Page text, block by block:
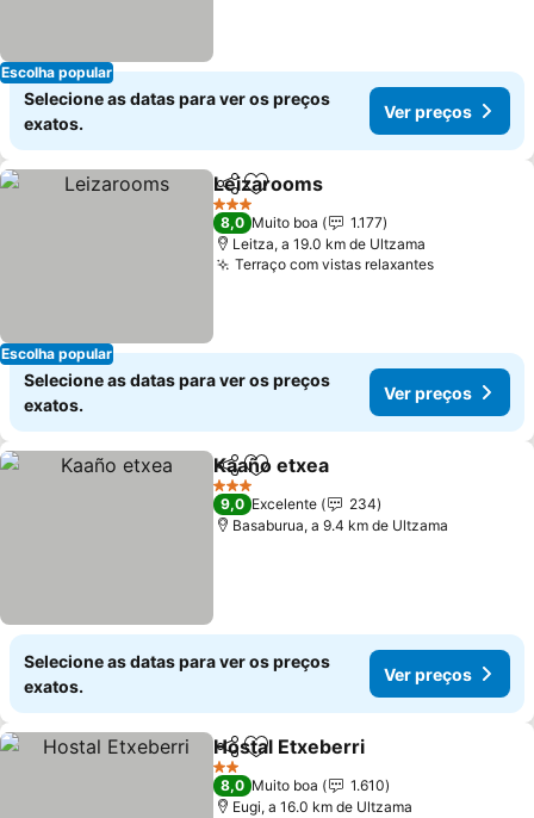
Escolha popular
Selecione as datas para ver os preços
exatos.
Ver preços
Escolha popular
PartilharAdicionar aos favoritos
Leizarooms
3 Estrelas
8,0 Muito boa
1.177
Leitza, a 19.0 km de Ultzama
Terraço com vistas relaxantesVer preços
Selecione as datas para ver os preços
exatos.
Ver preços
PartilharAdicionar aos favoritos
Kaaño etxea
3 Estrelas
9,0 Excelente
234
Basaburua, a 9.4 km de Ultzama
Selecione as datas para ver os preços
exatos.
Ver preços
PartilharAdicionar aos favoritos
Hostal Etxeberri
2 Estrelas
8,0 Muito boa
1.610
Eugi, a 16.0 km de Ultzama